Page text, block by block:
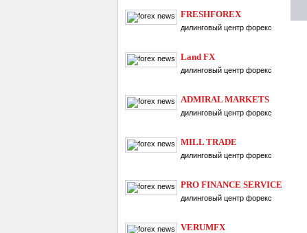
FRESHFOREX
дилинговый центр форекс
Land FX
дилинговый центр форекс
ADMIRAL MARKETS
дилинговый центр форекс
MILL TRADE
дилинговый центр форекс
PRO FINANCE SERVICE
дилинговый центр форекс
VERUMFX